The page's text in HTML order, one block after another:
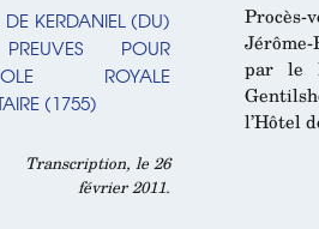
DE KERDANIEL (DU)
POUR
ROYALE
(1755)
Transcription, le 26
février 2011.
par le
l’Hôtel